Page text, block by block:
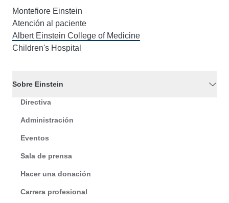
Montefiore Einstein
Atención al paciente
Albert Einstein College of Medicine
Children's Hospital
Sobre Einstein
Directiva
Administración
Eventos
Sala de prensa
Hacer una donación
Carrera profesional